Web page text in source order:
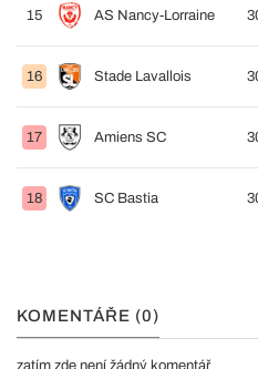
15 AS Nancy-Lorraine
16 Stade Lavallois
17 Amiens SC
18 SC Bastia
KOMENTÁŘE (0)
zatím zde není žádný komentář